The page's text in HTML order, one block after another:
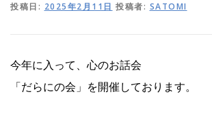
ブログ SNS・お客さまの声 ご予
投稿日: 2025年2月11日 投稿者: SATOMI
今年に入って、心のお話会
「だらにの会」を開催しております。